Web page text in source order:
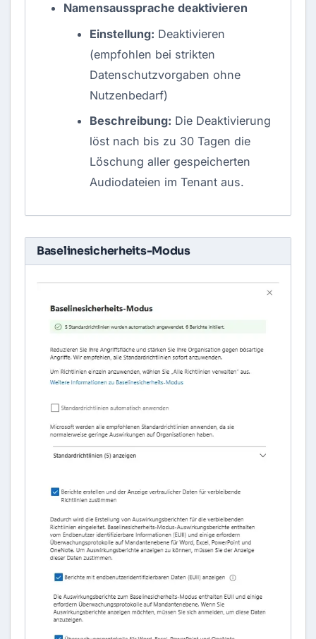
Namensaussprache deaktivieren
Einstellung: Deaktivieren
(empfohlen bei strikten
Datenschutzvorgaben ohne
Nutzenbedarf)
Beschreibung: Die Deaktivierung
löst nach bis zu 30 Tagen die
Löschung aller gespeicherten
Audiodateien im Tenant aus.
‎Baselinesicherheits-Modus‎